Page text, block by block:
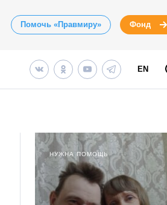
Помочь «Правмиру» Фонд
EN
НУЖНА ПОМОЩЬ